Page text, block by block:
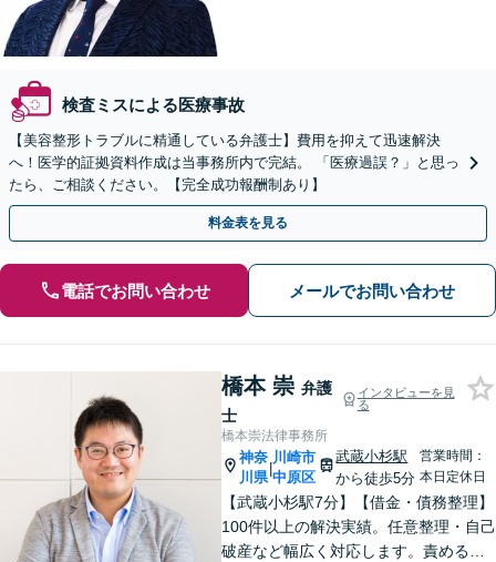
検査ミスによる医療事故
【美容整形トラブルに精通している弁護士】費用を抑えて迅速解決
へ！医学的証拠資料作成は当事務所内で完結。 「医療過誤？」と思っ
たら、ご相談ください。【完全成功報酬制あり】
料金表を見る
電話でお問い合わせ メールでお問い合わせ
橋本 崇 弁護
士
インタビューを見
る
橋本崇法律事務所
神奈
川県
|
川崎市
中原区
武蔵小杉駅
から徒歩5分
営業時間：
本日定休日
【武蔵小杉駅7分】【借金・債務整理】
100件以上の解決実績。任意整理・自己
破産など幅広く対応します。責めるこ